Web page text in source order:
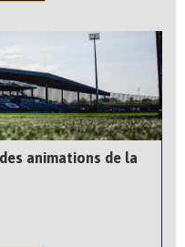
animations de la